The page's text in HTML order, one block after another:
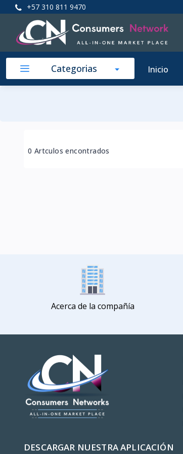
+57 310 811 9470
Categorias Inicio
0 Artculos encontrados
Acerca de la compañía
DESCARGAR NUESTRA APLICACIÓN